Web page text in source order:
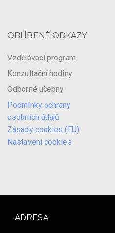
OBLÍBENÉ ODKAZY
Vzdělávací program
Konzultační hodiny
Odborné učebny
Podmínky ochrany
osobních údajů
Zásady cookies (EU)
Nastavení cookies
ADRESA